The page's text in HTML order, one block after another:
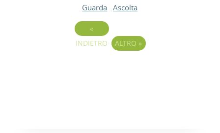
Guarda Ascolta
«
INDIETRO
ALTRO »